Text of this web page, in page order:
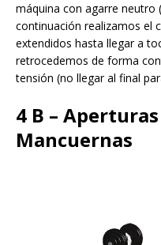
máquina con agarre neutro
continuación realizamos el
extendidos hasta llegar a
retrocedemos de forma
tensión (no llegar al final
4 B –
Mancuernas